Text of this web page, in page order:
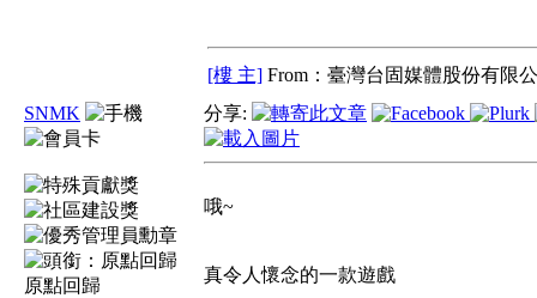
[樓 主] From：臺灣台固媒體股份有限
SNMK
原點回歸
分享:
哦~
真令人懷念的一款遊戲